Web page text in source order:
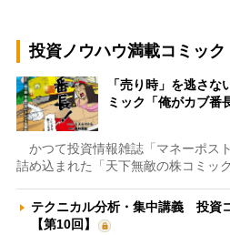
投資ノウハウ満載コミック
「売り時」を逃さ
ミック「俺がカブ番
かつて投資情報雑誌「マネーポス
詰め込まれた「天下無敵の株コミッ
テクニカル分析・集中講義 投資
【第10回】